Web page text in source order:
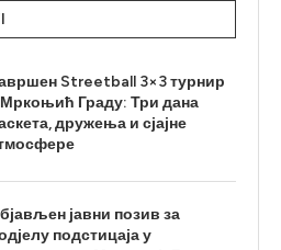
Streetball 3×3 турнир
Граду: Три дана
дружења и сјајне
јавни позив за
подстицаја у